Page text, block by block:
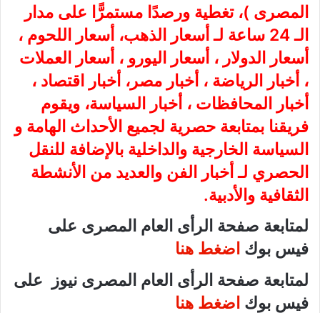
المصرى )، تغطية ورصدًا مستمرًّا على مدار
الـ 24 ساعة لـ أسعار الذهب، أسعار اللحوم ،
أسعار الدولار ، أسعار اليورو ، أسعار العملات
، أخبار الرياضة ، أخبار مصر، أخبار اقتصاد ،
أخبار المحافظات ، أخبار السياسة، ويقوم
فريقنا بمتابعة حصرية لجميع الأحداث الهامة و
السياسة الخارجية والداخلية بالإضافة للنقل
الحصري لـ أخبار الفن والعديد من الأنشطة
الثقافية والأدبية.
لمتابعة صفحة الرأى العام المصرى على
فيس بوك اضغط هنا
لمتابعة صفحة الرأى العام المصرى نيوز على
فيس بوك اضغط هنا